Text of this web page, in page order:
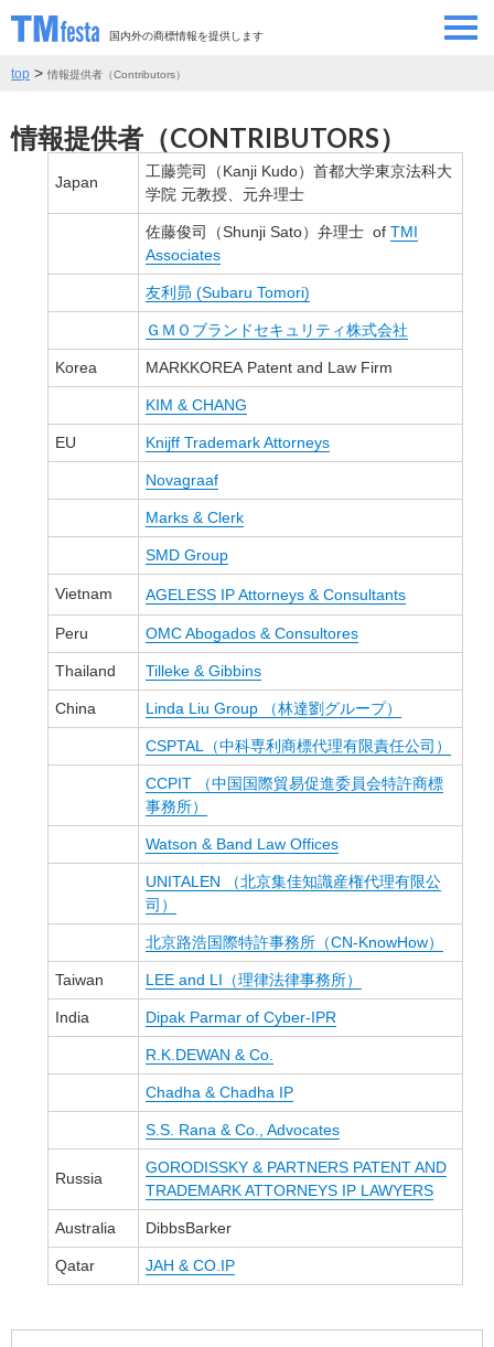
国内外の商標情報を提供します
SEMINAR/EVENT
ABOUT 当サイトについて
CONTRIBUTORS 情報提供者
CONTACT お問い合わせ
top > 情報提供者（Contributors）
情報提供者（CONTRIBUTORS）
Japan
工藤莞司（Kanji Kudo）首都大学東京法科大
学院 元教授、元弁理士
佐藤俊司（Shunji Sato）弁理士 ofTMI
Associates
友利昴 (Subaru Tomori)
ＧＭＯブランドセキュリティ株式会社
Korea MARKKOREA Patent and Law Firm
KIM & CHANG
EU Knijff Trademark Attorneys
Novagraaf
Marks & Clerk
SMD Group
Vietnam AGELESS IP Attorneys & Consultants
Peru OMC Abogados & Consultores
Thailand Tilleke & Gibbins
China Linda Liu Group （林達劉グループ）
CSPTAL（中科専利商標代理有限責任公司）
CCPIT （中国国際貿易促進委員会特許商標
事務所）
Watson & Band Law Offices
UNITALEN （北京集佳知識産権代理有限公
司）
北京路浩国際特許事務所（CN-KnowHow）
Taiwan LEE and LI（理律法律事務所）
India Dipak Parmar of Cyber-IPR
R.K.DEWAN & Co.
Chadha & Chadha IP
S.S. Rana & Co., Advocates
Russia
GORODISSKY & PARTNERS PATENT AND
TRADEMARK ATTORNEYS IP LAWYERS
Australia DibbsBarker
Qatar JAH & CO.IP